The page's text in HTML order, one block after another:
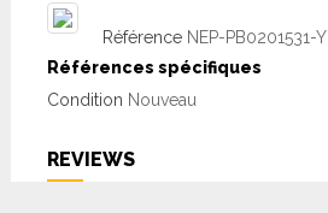
Référence NEP-PB0201531-Y
Références spécifiques
Condition Nouveau
REVIEWS